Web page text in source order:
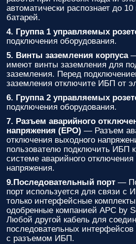
автоматически распознает до
батарей.
4. Группа 1 управляемых
подключения оборудования.
5. Винты заземления корпуса—
имеют винты заземления для
заземления. Перед
заземления отключите ИБП от
6. Группа 2 управляемых
подключения оборудования.
7. Разъем аварийного
напряжения (EPO) — Разъем
отключения выходного
пользователю подключить ИБП
системе аварийного отключения
напряжения.
9.Последовательный порт —
порт используется для связи с
только интерфейсные
одобренные компанией APC by
Любой другой кабель для
последовательных
с разъемом ИБП.